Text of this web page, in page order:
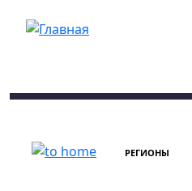
РЕГИОНЫ